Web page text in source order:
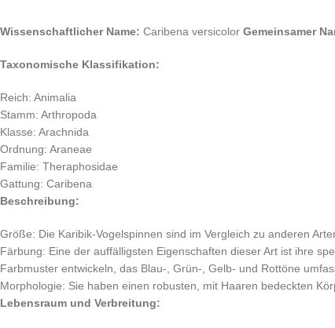
Wissenschaftlicher Name: Caribena versicolor Gemeinsamer
Taxonomische Klassifikation:
Reich: Animalia
Stamm: Arthropoda
Klasse: Arachnida
Ordnung: Araneae
Familie: Theraphosidae
Gattung: Caribena
Beschreibung:
Größe: Die Karibik-Vogelspinnen sind im Vergleich zu anderen
Färbung: Eine der auffälligsten Eigenschaften dieser Art ist ihre
Farbmuster entwickeln, das Blau-, Grün-, Gelb- und Rottöne
Morphologie: Sie haben einen robusten, mit Haaren bedeckten
Lebensraum und Verbreitung: